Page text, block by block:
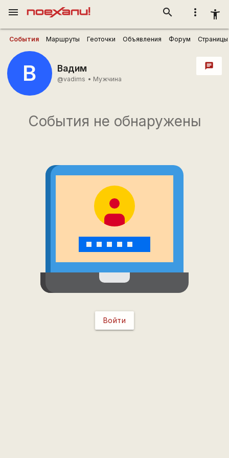
more_vert accessibility_new
search
menu
События Маршруты Геоточки Объявления Форум Страницы
В Вадим
@vadims • Мужчина
chat
События не обнаружены
Войти